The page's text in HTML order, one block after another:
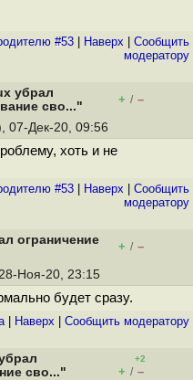
#53 Наверх
Cообщить
модератору
убрал
сво..."
+ / –
07-Дек-20, 09:56
хоть и не
#53 Наверх
Cообщить
модератору
ограничение
+ / –
Ноя-20, 23:15
будет сразу.
| Наверх Cообщить модератору
сво..."
+2
+ / –